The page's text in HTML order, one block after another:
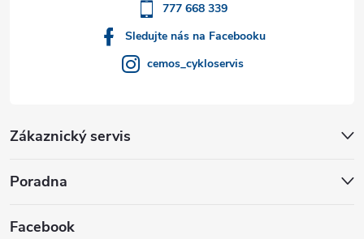
777 668 339
Sledujte nás na Facebooku
cemos_cykloservis
Zákaznický servis
Poradna
Facebook